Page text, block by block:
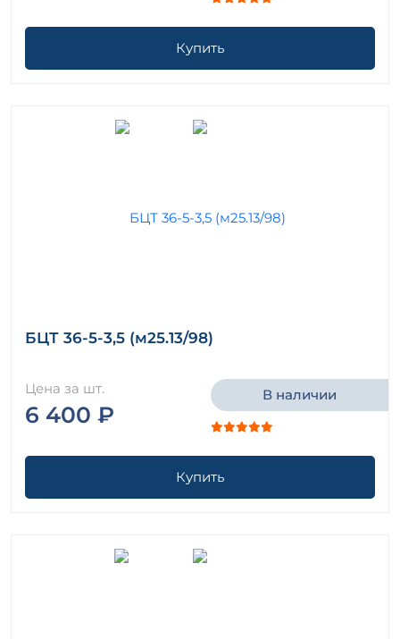
Купить
БЦТ 36-5-3,5 (м25.13/98)
Цена за шт.
6 400 ₽
В наличии
Купить